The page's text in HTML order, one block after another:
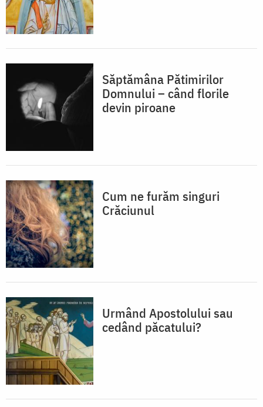
Săptămâna Pătimirilor
Domnului – când florile
devin piroane
Cum ne furăm singuri
Crăciunul
Urmând Apostolului sau
cedând păcatului?